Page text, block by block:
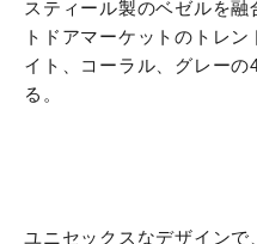
スティール製のベゼルを
トドアマーケットのトレ
イト、コーラル、グレー
る。
ユニセックスなデザインで